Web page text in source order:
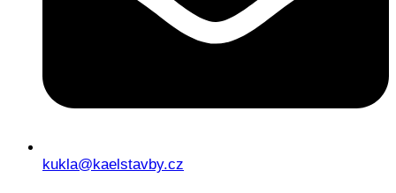
kukla@kaelstavby.cz